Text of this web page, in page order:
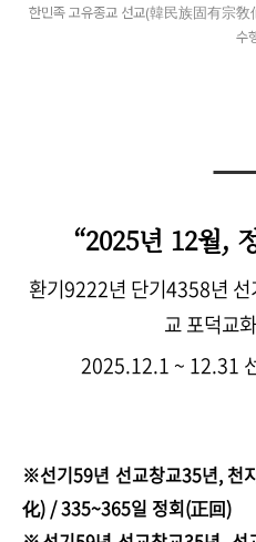
한민족 고유종교 선교(韓民族固有宗敎
수
“2025년 12월,
환기9222년 단기4358년
교 포덕교
2025.12.1 ~ 12.31
※선기59년 선교창교35년, 천
化) / 335~365일 정회(正回)